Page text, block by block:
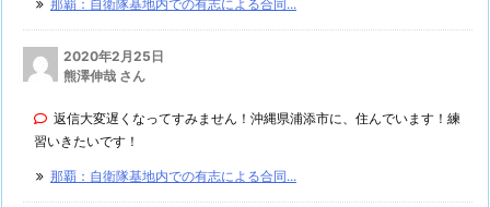
那覇：自衛隊基地内での有志による合同...
2020年2月25日
熊澤伸哉 さん
返信大変遅くなってすみません！沖縄県浦添市に、住んでいます！練
習いきたいです！
那覇：自衛隊基地内での有志による合同...